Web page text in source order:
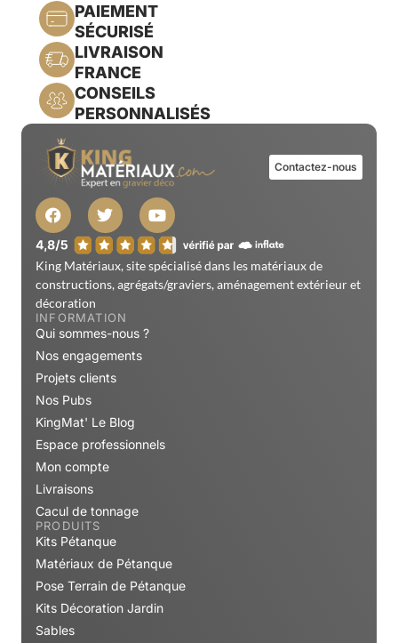
PAIEMENT
SÉCURISÉ
LIVRAISON
FRANCE
CONSEILS
PERSONNALISÉS
Contactez-nous
King Matériaux, site spécialisé dans les matériaux de
constructions, agrégats/graviers, aménagement extérieur et
décoration
INFORMATION
Qui sommes-nous ?
Nos engagements
Projets clients
Nos Pubs
KingMat' Le Blog
Espace professionnels
Mon compte
Livraisons
Cacul de tonnage
PRODUITS
Kits Pétanque
Matériaux de Pétanque
Pose Terrain de Pétanque
Kits Décoration Jardin
Sables